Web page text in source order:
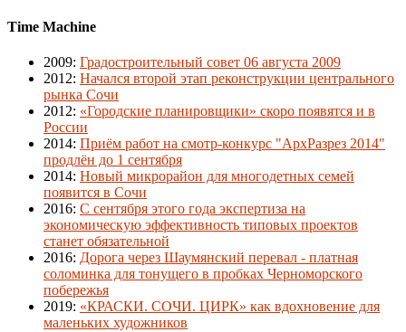
Time Machine
2009: Градостроительный совет 06 августа 2009
2012: Начался второй этап реконструкции центрального
рынка Сочи
2012: «Городские планировщики» скоро появятся и в
России
2014: Приём работ на смотр-конкурс "АрхРазрез 2014"
продлён до 1 сентября
2014: Новый микрорайон для многодетных семей
появится в Сочи
2016: С сентября этого года экспертиза на
экономическую эффективность типовых проектов
станет обязательной
2016: Дорога через Шаумянский перевал - платная
соломинка для тонущего в пробках Черноморского
побережья
2019: «КРАСКИ. СОЧИ. ЦИРК» как вдохновение для
маленьких художников